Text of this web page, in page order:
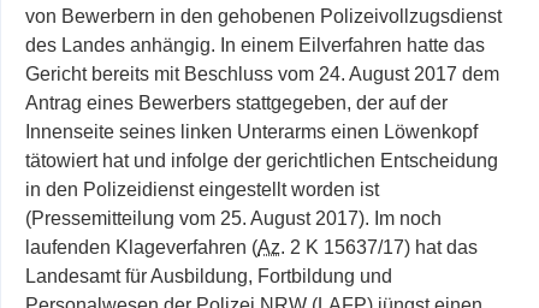
von Bewerbern in den gehobenen Polizeivollzugsdienst
des Landes anhängig. In einem Eilverfahren hatte das
Gericht bereits mit Beschluss vom 24. August 2017 dem
Antrag eines Bewerbers stattgegeben, der auf der
Innenseite seines linken Unterarms einen Löwenkopf
tätowiert hat und infolge der gerichtlichen Entscheidung
in den Polizeidienst eingestellt worden ist
(Pressemitteilung vom 25. August 2017). Im noch
laufenden Klageverfahren (Az. 2 K 15637/17) hat das
Landesamt für Ausbildung, Fortbildung und